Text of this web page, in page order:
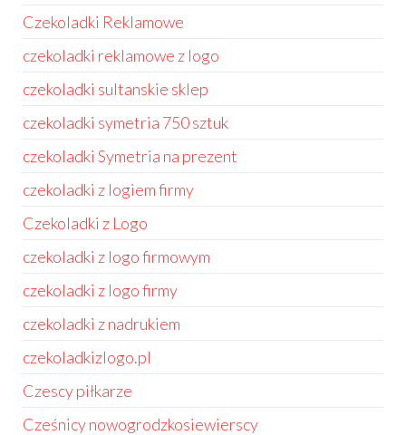
Czekoladki Reklamowe
czekoladki reklamowe z logo
czekoladki sultanskie sklep
czekoladki symetria 750 sztuk
czekoladki Symetria na prezent
czekoladki z logiem firmy
Czekoladki z Logo
czekoladki z logo firmowym
czekoladki z logo firmy
czekoladki z nadrukiem
czekoladkizlogo.pl
Czescy piłkarze
Cześnicy nowogrodzkosiewierscy